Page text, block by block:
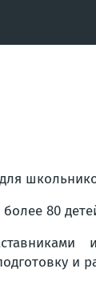
80
и